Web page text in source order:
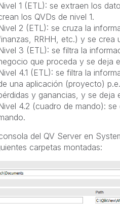
1 (ETL): se extraen los
los QVDs de nivel 1.
2 (ETL): se cruza la
RRHH, etc.) y se crea
3 (ETL): se filtra la
que proceda y se deja
4.1 (ETL): se filtra la
una aplicación (proyecto)
y ganancias, y se deja
4.2 (cuadro de mando):
del QV Server en
carpetas montadas: